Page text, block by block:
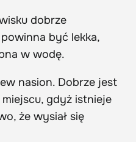
dobrze
być lekka,
w wodę.
nasion. Dobrze jest
gdyż istnieje
że wysiał się